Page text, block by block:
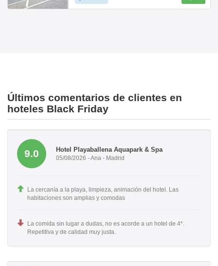
Últimos comentarios de clientes en
hoteles Black Friday
9.0 Hotel Playaballena Aquapark & Spa
05/08/2026 - Ana - Madrid
La cercanía a la playa, limpieza, animación del hotel. Las
habitaciones son amplias y comodas
La comida sin lugar a dudas, no es acorde a un hotel de 4*.
Repetitiva y de calidad muy justa.